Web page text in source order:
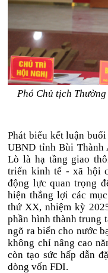
Phó Chủ tịch
Phát biểu kết luận
UBND tỉnh Bùi Thành
Lò là hạ tầng giao
triển kinh tế - xã hội
động lực quan trọng
hiện thắng lợi các
thứ XX, nhiệm kỳ
phần hình thành trung
ngõ ra biển cho nước
không chỉ nâng cao
còn tạo sức hấp dẫn
dòng vốn FDI.